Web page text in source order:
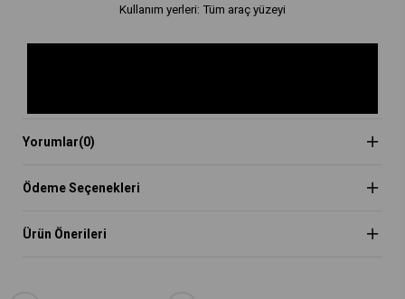
Kullanım yerleri: Tüm araç yüzeyi
Yorumlar(0)
Ödeme Seçenekleri
Ürün Önerileri